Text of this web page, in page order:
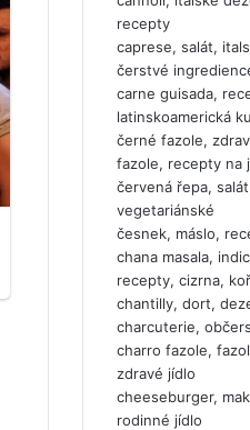
recepty
caprese, salát,
čerstvé
carne guisada,
latinskoamerická
černé fazole,
fazole, recepty na
červená řepa,
vegetariánské
česnek, máslo,
chana masala,
recepty, cizrna,
chantilly, dort,
charcuterie,
charro fazole,
zdravé jídlo
cheeseburger,
rodinné jídlo